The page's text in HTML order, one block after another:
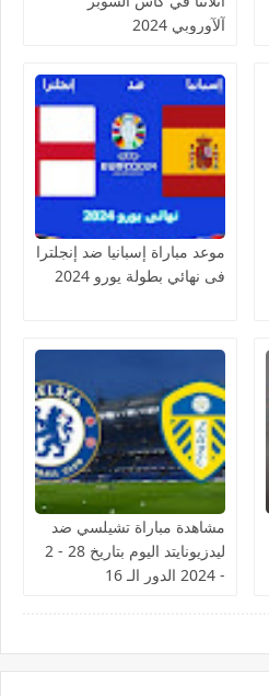
آلآوروبي 2024
موعد مباراة إسبانيا ضد إنجلترا
فى نهائي بطولة يورو 2024
مشاهدة مباراة تشيلسي ضد
ليدزيونايتد اليوم بتاريخ 28 - 2
- 2024 الدور الـ 16